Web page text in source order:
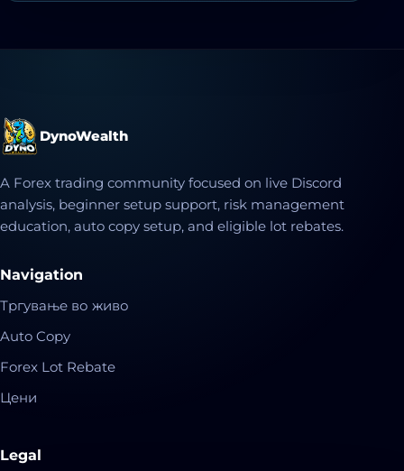
DynoWealth
A Forex trading community focused on live Discord
analysis, beginner setup support, risk management
education, auto copy setup, and eligible lot rebates.
Navigation
Тргување во живо
Auto Copy
Forex Lot Rebate
Цени
Legal